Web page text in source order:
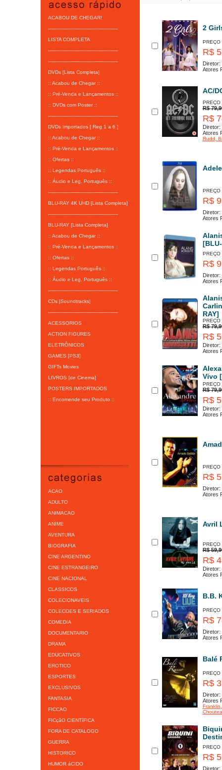
ACABOU DE CHEGAR!
-----------------------------------------------
LISTA COMPLETA
-----------------------------------------------
-----------------------------------------------
DVDs [Lista Completa]
:: Acabou de Chegar ::
:: Pré-Venda e Lançamentos ::
:: DVDs com Poster ::
-----------------------------------------------
DVDs Importados [ Reg 1 a 6 ]
:: Acabou de Chegar ::
:: Pré-Venda e Lançamentos ::
:: Ofertas ::
:: Legendas Português ::
:: Áudio e Leg. Português ::
-----------------------------------------------
BLU-RAY 4K UHD [Lista Completa]
-----------------------------------------------
BLU-RAY [Lista Completa]
:: Acabou de Chegar ::
:: Pré-Venda e Lançamentos ::
:: Ofertas ::
:: Legendas Português ::
:: Áudio e Leg. Português ::
-----------------------------------------------
CDs [Soundtracks]
-----------------------------------------------
ACESSORIOS
ACTION FIGURES
ELETRÔNICOS
GAMES [PS3]
GIFTs Movies
LIVROS [de Cinema]
POSTERS IMPORTADOS
:: Encomende seu Produto ::
ACAO
ADULTO
ANIMACAO
ANIME
AVENTURA
BIOGRAFIA
CINE ARGENTINO
CINE ESTRANGEIRO
CINE NACIONAL
CLASSICOS
COLECIONAVEIS
COLECOES E SERIADOS
COMEDIA
DOCUMENTARIO
DRAMA
EDUCATIVOS
EROTICO
ESPORTES
EXCLUSIVOS
FANTASIA
FICCAO
FICçãO CIENTíFICA
FORA DE CATALOGO
GUERRA
HISTORICO
HUMOR áCIDO
2
PREÇO
R$
Diretor:
Atores
AC/
PREÇO
R$
R$
Diretor:
Atores
Rudd ,
PREÇO
R$
Diretor:
Atores
PREÇO
R$
Diretor:
Atores
RAY]
PREÇO
R$
R$
Diretor:
Atores
Vivo
PREÇO
R$
R$
Diretor:
Atores
PREÇO
R$
Diretor:
Atores
Avril
PREÇO
R$
R$
Diretor:
Atores
B.B.
PREÇO
R$
Diretor:
Atores
Balé
PREÇO
R$
Diretor:
Atores
Franklin
PREÇO
R$
Diretor: